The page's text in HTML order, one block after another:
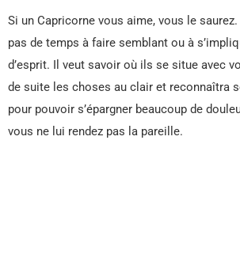
Si un Capricorne vous aime, vous le saurez.
pas de temps à faire semblant ou à
d’esprit. Il veut savoir où ils se situe avec
de suite les choses au clair et reconnaîtra
pour pouvoir s’épargner beaucoup de
vous ne lui rendez pas la pareille.